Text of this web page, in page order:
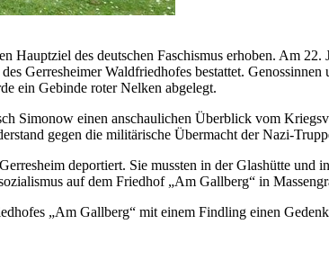
des deutschen Faschismus erhoben. Am
Gerresheimer Waldfriedhofes bestattet.
ein Gebinde roter Nelken abgelegt.
Simonow einen anschaulichen Überblick vom
gegen die militärische Übermacht der Nazi-
deportiert. Sie mussten in der Glashütte und
auf dem Friedhof „Am Gallberg“ in
„Am Gallberg“ mit einem Findling einen